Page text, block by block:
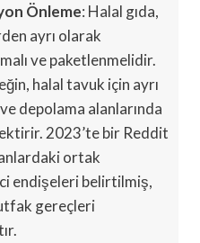
Önleme: Halal gıda,
ayrı olarak
ve paketlenmelidir.
halal tavuk için ayrı
depolama alanlarında
2023’te bir Reddit
ortak
endişeleri belirtilmiş,
gereçleri